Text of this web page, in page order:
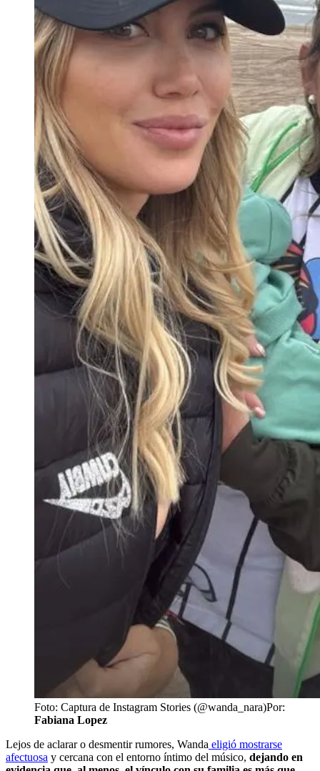
Foto: Captura de Instagram Stories (@wanda_nara)Por:
Fabiana Lopez
Lejos de aclarar o desmentir rumores, Wanda eligió mostrarse
afectuosa y cercana con el entorno íntimo del músico, dejando en